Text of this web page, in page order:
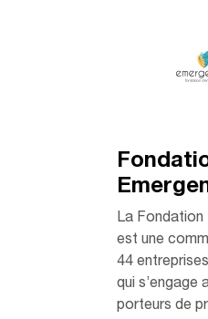
La Fondation
est une
44
qui s’engage
porteurs de